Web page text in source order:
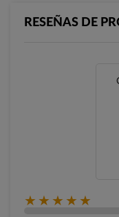
RESEÑAS DE
★★★★★